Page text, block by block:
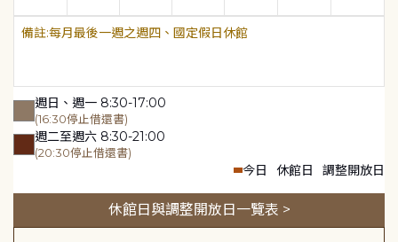
每月最後一週之週四、國定假日休館
週日、週一 8:30-17:00
(16:30停止借還書)
週二至週六 8:30-21:00
(20:30停止借還書)
今日 休館日 調整開放日
休館日與調整開放日一覽表 >